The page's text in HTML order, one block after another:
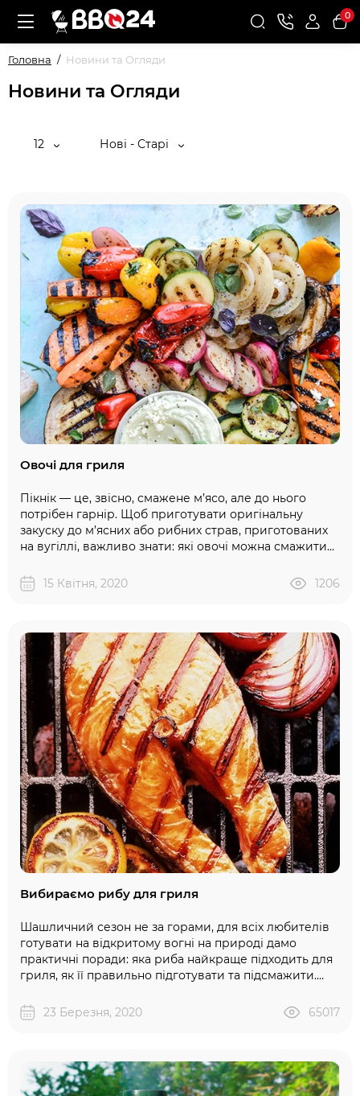
0
Головна Новини та Огляди
Новини та Огляди
12 Нові - Старі
Овочі для гриля
Пікнік — це, звісно, смажене м’ясо, але до нього
потрібен гарнір. Щоб приготувати оригінальну
закуску до м’ясних або рибних страв, приготованих
на вугіллі, важливо знати: які овочі можна смажити
готувати цю «вітамінну» їжу. Приготувавши
розкішний овочевий гарнір на грилі-барбекю, ви
приготування на грилі Головне — рівномірно
підсмажити овочі, тому важливо наріз..
15 Квітня, 2020 1206
Вибираємо рибу для гриля
Шашличний сезон не за горами, для всіх любителів
готувати на відкритому вогні на природі дамо
практичні поради: яка риба найкраще підходить для
гриля, як її правильно підготувати та підсмажити.
пропонуємо придбати якісне обладнання для
смаження на сайті "BBQ24" за дилерськими цінами.
тушки, розділеної на напівтушки та стейки, у вигляді
шматочків шашлику. Також ..
23 Березня, 2020 65017